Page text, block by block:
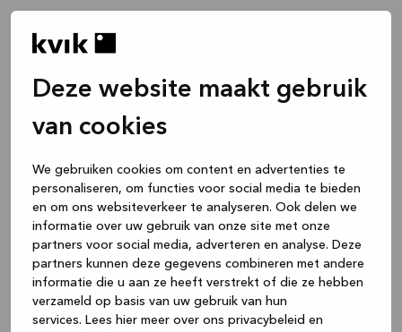
Deze website maakt gebruik
van cookies
We gebruiken cookies om content en advertenties te
personaliseren, om functies voor social media te bieden
en om ons websiteverkeer te analyseren. Ook delen we
informatie over uw gebruik van onze site met onze
partners voor social media, adverteren en analyse. Deze
partners kunnen deze gegevens combineren met andere
informatie die u aan ze heeft verstrekt of die ze hebben
verzameld op basis van uw gebruik van hun
services. Lees hier meer over ons privacybeleid en